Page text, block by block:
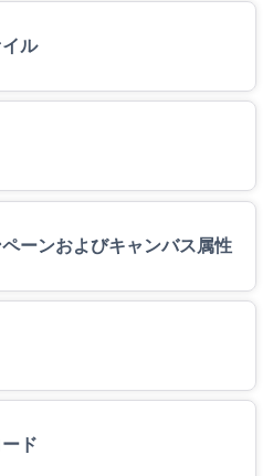
ル
ーンおよびキャンバス属性
ド